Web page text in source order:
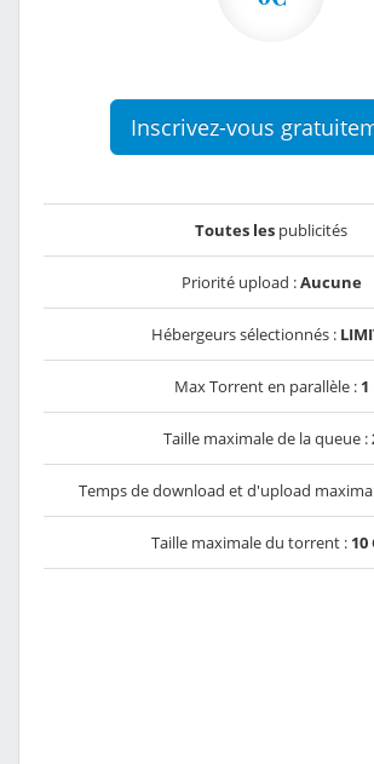
Inscrivez-vous
Toutes les publicités
Priorité upload :Aucune
Hébergeurs sélectionnés :
Max Torrent en parallèle : 1
Taille maximale de la queue :
Temps de download et d'upload
Taille maximale du torrent : 10